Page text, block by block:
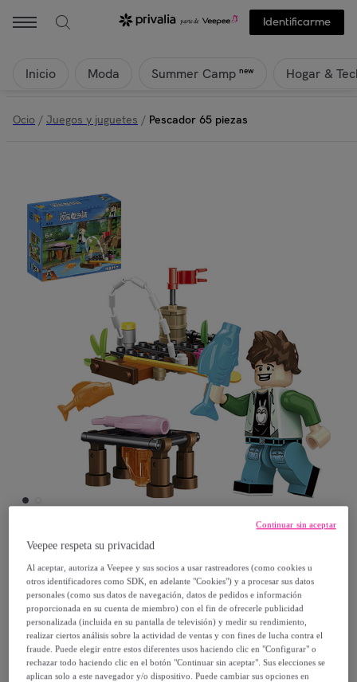
Identificarme
Inicio Moda Summer Camp new Hogar &
Ocio / Juegos y juguetes / Pescador 65 piezas
TEKKIWEAR DAM
Pescador 65 piezas
Modelo: Unica
12,00 €
Veepee respeta su privacidad
Al aceptar, autoriza a Veepee y sus socios a usar rastreadores (como cookies u
otros identificadores como SDK, en adelante "Cookies") y a procesar sus datos
personales (como sus datos de navegación, datos de pedidos e información
proporcionada en su cuenta de miembro) con el fin de ofrecerle publicidad
personalizada (incluida en su pantalla de televisión) y medir su rendimiento,
realizar ciertos análisis sobre la actividad de ventas y con fines de lucha contra el
fraude. Puede elegir entre estos diferentes usos haciendo clic en "Configurar" o
rechazar todo haciendo clic en el botón "Continuar sin aceptar". Sus elecciones se
aplican solo a este navegador y/o dispositivo. Puede cambiar sus opciones en
Continuar sin aceptar